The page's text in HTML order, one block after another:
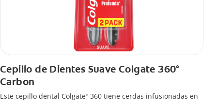
Cepillo de Dientes Suave Colgate 360°
Carbon
Este cepillo dental Colgate® 360 tiene cerdas infusionadas en